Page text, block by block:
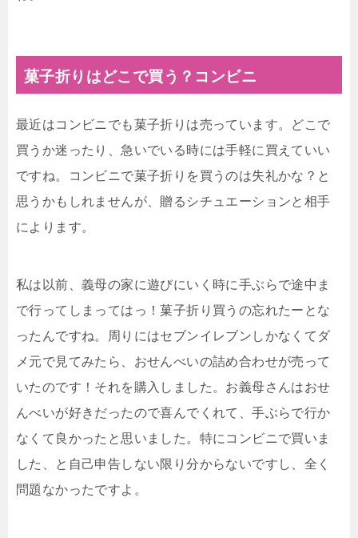
菓子折りはどこで買う？コンビニ
最近はコンビニでも菓子折りは売っています。どこで
買うか迷ったり、急いでいる時には手軽に買えていい
ですね。コンビニで菓子折りを買うのは失礼かな？と
思うかもしれませんが、贈るシチュエーションと相手
によります。
私は以前、義母の家に遊びにいく時に手ぶらで途中ま
で行ってしまってはっ！菓子折り買うの忘れたーとな
ったんですね。周りにはセブンイレブンしかなくてダ
メ元で見てみたら、おせんべいの詰め合わせが売って
いたのです！それを購入しました。お義母さんはおせ
んべいが好きだったので喜んでくれて、手ぶらで行か
なくて良かったと思いました。特にコンビニで買いま
した、と自己申告しない限り分からないですし、全く
問題なかったですよ。